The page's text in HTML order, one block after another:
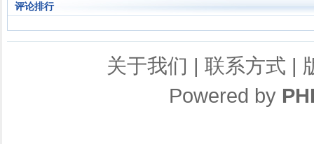
评论排行
关于我们 | 联系方式 |
Powered by